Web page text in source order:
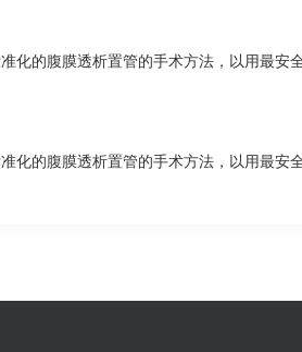
的腹膜透析置管的手术方法，以用最安
的腹膜透析置管的手术方法，以用最安